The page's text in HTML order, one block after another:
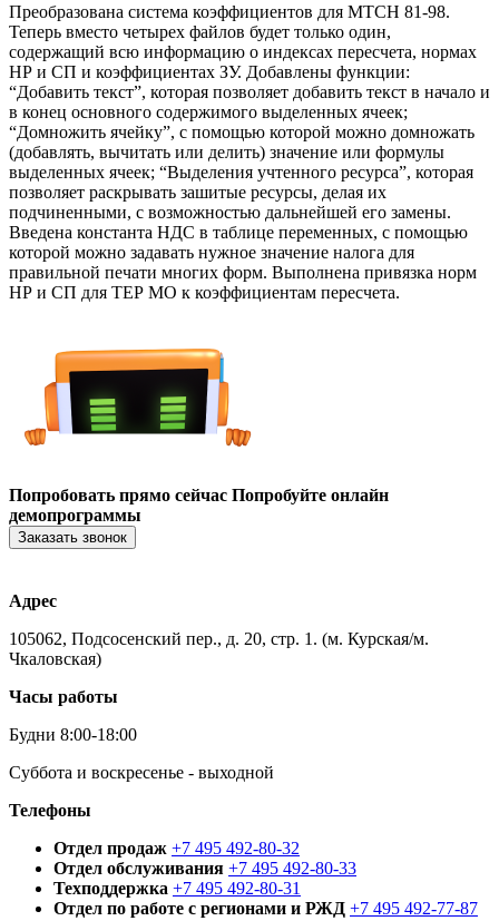
Преобразована система коэффициентов для МТСН 81-98.
Теперь вместо четырех файлов будет только один,
содержащий всю информацию о индексах пересчета, нормах
НР и СП и коэффициентах ЗУ. Добавлены функции:
“Добавить текст”, которая позволяет добавить текст в начало и
в конец основного содержимого выделенных ячеек;
“Домножить ячейку”, с помощью которой можно домножать
(добавлять, вычитать или делить) значение или формулы
выделенных ячеек; “Выделения учтенного ресурса”, которая
позволяет раскрывать зашитые ресурсы, делая их
подчиненными, с возможностью дальнейшей его замены.
Введена константа НДС в таблице переменных, с помощью
которой можно задавать нужное значение налога для
правильной печати многих форм. Выполнена привязка норм
НР и СП для ТЕР МО к коэффициентам пересчета.
Попробовать прямо сейчас Попробуйте онлайн
демопрограммы
Заказать звонок
Адрес
105062, Подсосенский пер., д. 20, стр. 1. (м. Курская/м.
Чкаловская)
Часы работы
Будни 8:00-18:00
Суббота и воскресенье - выходной
Телефоны
Отдел продаж +7 495 492-80-32
Отдел обслуживания +7 495 492-80-33
Техподдержка +7 495 492-80-31
Отдел по работе с регионами и РЖД +7 495 492-77-87